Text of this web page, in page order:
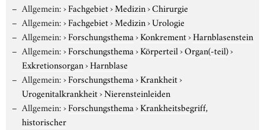
Allgemein:›Fachgebiet›Medizin›Chirurgie
Allgemein:›Fachgebiet›Medizin›Urologie
Allgemein:›Forschungsthema›Konkrement›Harnblasenstein
Allgemein:›Forschungsthema›Körperteil›Organ(-teil)›
Exkretionsorgan›Harnblase
Allgemein:›Forschungsthema›Krankheit›
Urogenitalkrankheit›Nierensteinleiden
Allgemein:›Forschungsthema›Krankheitsbegriff,
historischer